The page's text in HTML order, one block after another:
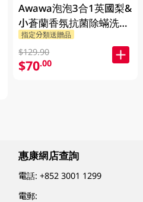
Awawa泡泡3合1英國梨&
小蒼蘭香氛抗菌除蟎洗衣
珠 60PC
指定分類送贈品
$129.90
$70.00
惠康網店查詢
電話:+852 3001 1299
電郵: